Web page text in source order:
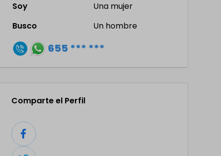
Soy
Una mujer
Busco
Un hombre
655 *** ***
Comparte el Perfil